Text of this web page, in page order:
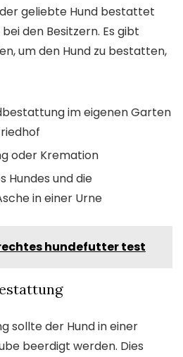
geliebte Hund bestattet
den Besitzern. Es gibt
um den Hund zu bestatten,
im eigenen Garten
oder Kremation
Hundes und die
in einer Urne
hundefutter test
sollte der Hund in einer
beerdigt werden. Dies